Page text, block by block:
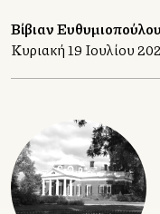
του dressing που έγινε
και προκάλεσε στους
μέχρι κομφούζιο στα
αεροδρόμια.
Βίβιαν Ευθυμιοπούλου
Κυριακή 19 Ιουλίου